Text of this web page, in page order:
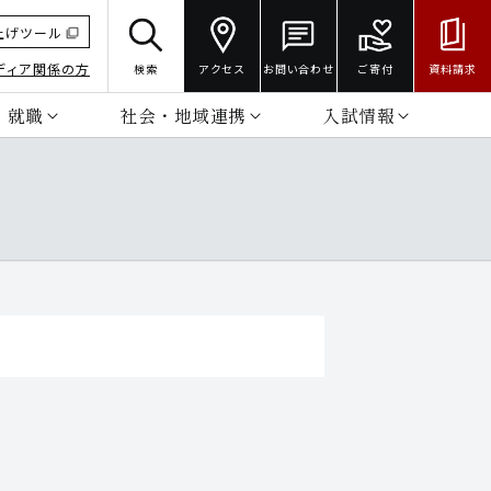
げツール
ィア関係の方
検索 アクセス お問い合わせ ご寄付 資料請求
就職 社会・地域連携 入試情報